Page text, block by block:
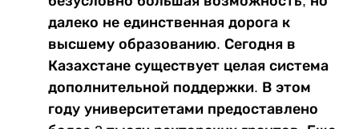
далеко не единственная дорога к
высшему образованию. Сегодня в
Казахстане существует целая система
дополнительной поддержки. В этом
году университетами предоставлено